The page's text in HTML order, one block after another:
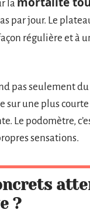
la
par jour. Le
régulière et à
pas seulement
sur une plus
Le podomètre,
sensations.
?